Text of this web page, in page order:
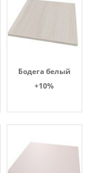
Бодега белый
+10%